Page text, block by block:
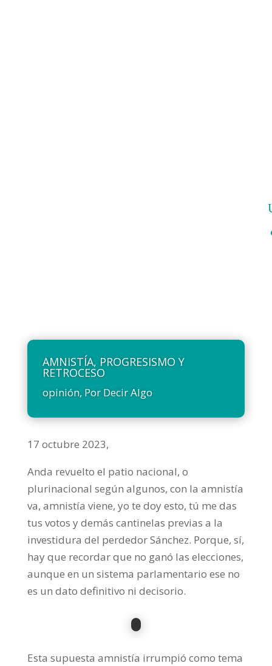
AMNISTÍA, PROGRESISMO Y
RETROCESO
opinión, Por Decir Algo
17 octubre 2023,
Anda revuelto el patio nacional, o
plurinacional según algunos, con la amnistía
va, amnistía viene, yo te doy esto, tú me das
tus votos y demás cantinelas previas a la
investidura del perdedor Sánchez. Porque, sí,
hay que recordar que no ganó las elecciones,
aunque en un sistema parlamentario ese no
es un dato definitivo ni decisorio.
Esta supuesta amnistía irrumpió como tema